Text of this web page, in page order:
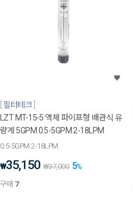
필터테크
LZT MT-15-5 액체 파이프형 배관식 유
량계 5GPM 0.5-5GPM 2-18LPM
0.5-5GPM 2-18LPM
₩35,150 ₩37,000 5%
구매 7